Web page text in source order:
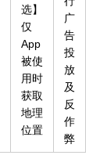
选】
仅
App
被使
用时
获取
地理
位置
广
告
投
放
及
反
作
弊